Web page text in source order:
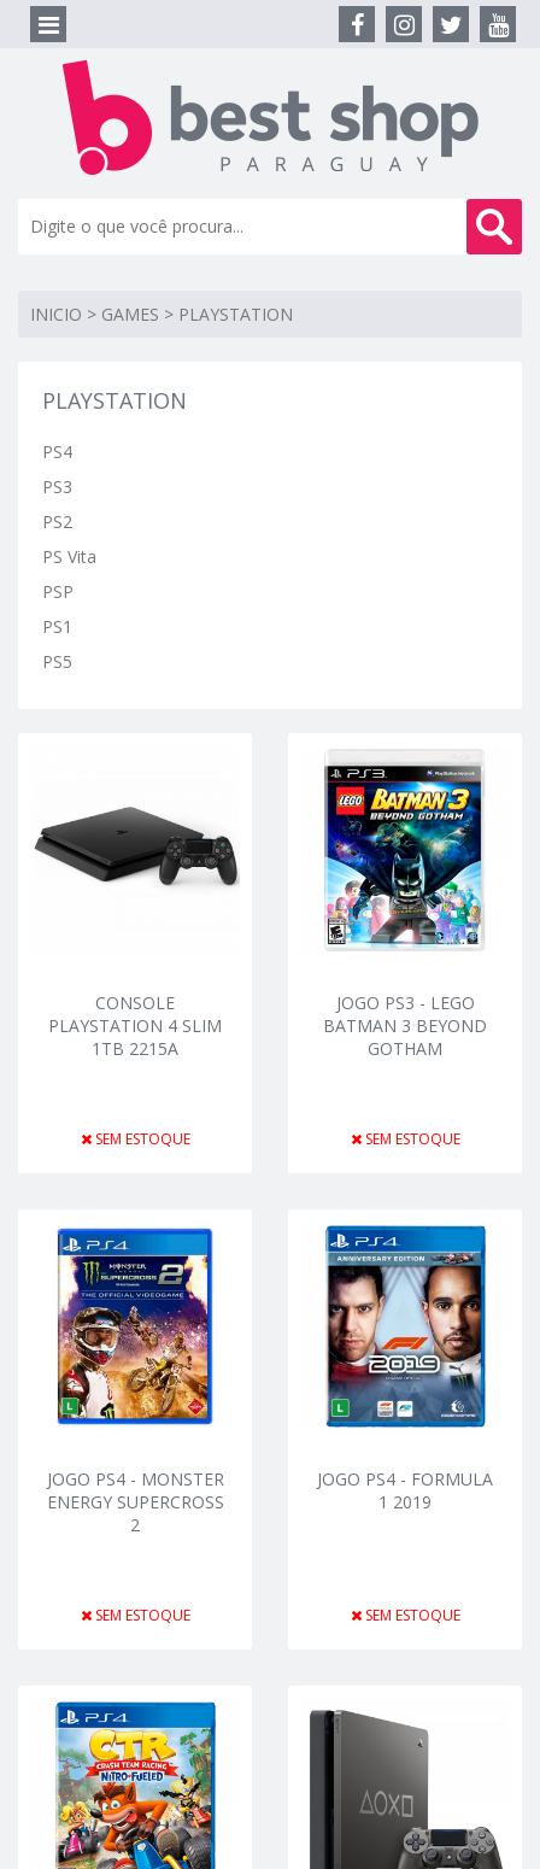
INICIO > GAMES > PLAYSTATION
PLAYSTATION
PS4
PS3
PS2
PS Vita
PSP
PS1
PS5
CONSOLE
PLAYSTATION 4 SLIM
1TB 2215A
SEM ESTOQUE
JOGO PS3 - LEGO
BATMAN 3 BEYOND
GOTHAM
SEM ESTOQUE
JOGO PS4 - MONSTER
ENERGY SUPERCROSS
2
SEM ESTOQUE
JOGO PS4 - FORMULA
1 2019
SEM ESTOQUE